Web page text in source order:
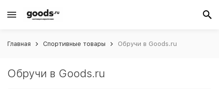
Главная Спортивные товары Обручи в Goods.ru
Обручи в Goods.ru